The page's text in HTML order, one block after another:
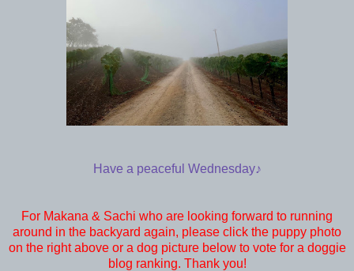
Have a peaceful Wednesday♪
For Makana & Sachi who are looking forward to running
around in the backyard again, please click the puppy photo
on the right above or a dog picture below to vote for a doggie
blog ranking. Thank you!